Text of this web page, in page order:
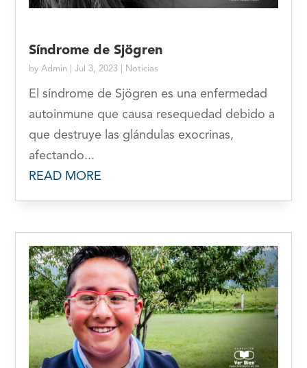
Síndrome de Sjögren
byAdmin |Jul 3, 2023 Noticias
El síndrome de Sjögren es una enfermedad
autoinmune que causa resequedad debido a
que destruye las glándulas exocrinas,
afectando...
READ MORE